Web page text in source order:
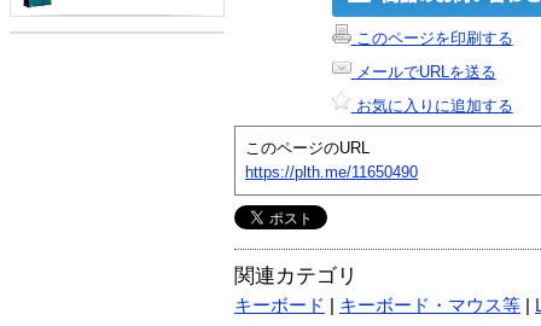
このページを印刷する
メールでURLを送る
お気に入りに追加する
このページのURL
https://plth.me/11650490
関連カテゴリ
キーボード キーボード・マウス等